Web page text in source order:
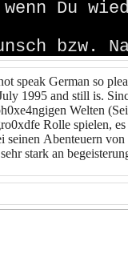
speak German so
1995 and still is.
Welten
Rolle spielen,
Abenteuern
stark an